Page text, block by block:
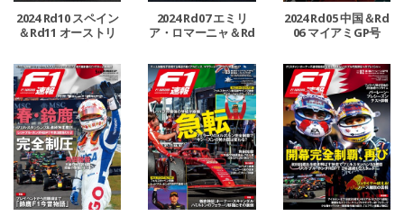
2024 Rd10 スペイン
＆Rd11 オーストリ
P号
2024 Rd07 エミリ
ア・ロマーニャ＆Rd
ナダGP号
2024 Rd05 中国＆Rd
06 マイアミGP号